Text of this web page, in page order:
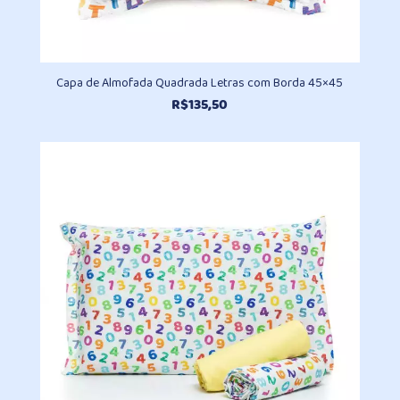
Capa de Almofada Quadrada Letras com Borda 45×45
R$135,50